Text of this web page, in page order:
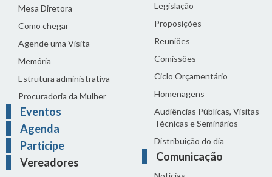
Mesa Diretora
Como chegar
Agende uma Visita
Memória
Estrutura administrativa
Procuradoria da Mulher
Eventos
Agenda
Participe
Vereadores
Legislação
Proposições
Reuniões
Comissões
Ciclo Orçamentário
Homenagens
Audiências Públicas, Visitas
Técnicas e Seminários
Distribuição do dia
Comunicação